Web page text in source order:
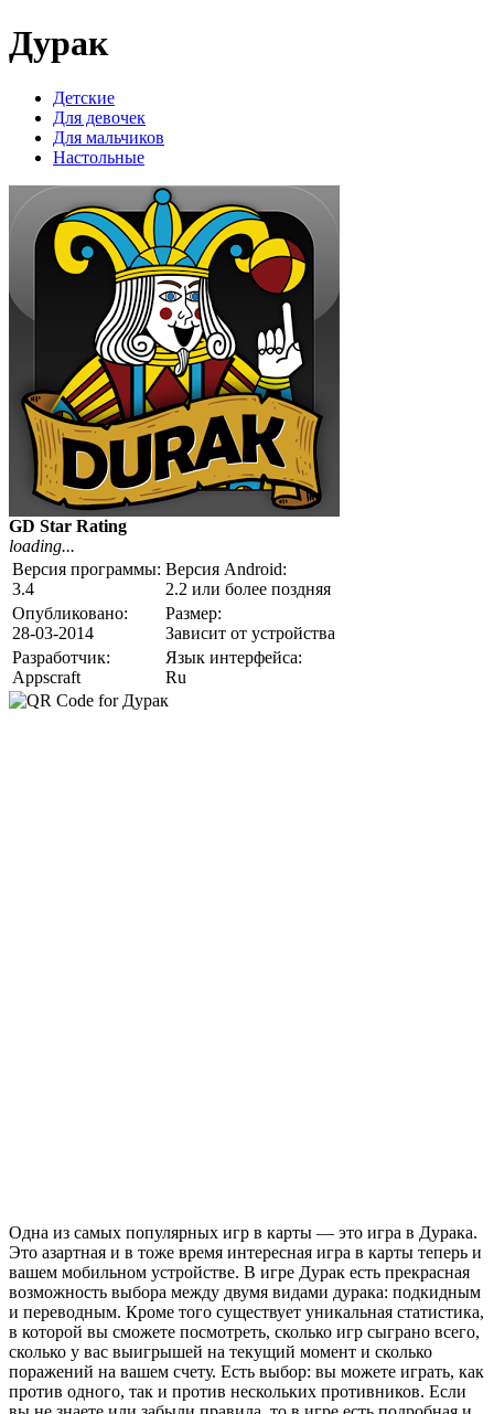
Дурак
Детские
Для девочек
Для мальчиков
Настольные
GD Star Rating
loading...
Версия программы:
3.4
Версия Android:
2.2 или более поздняя
Опубликовано:
28-03-2014
Размер:
Зависит от устройства
Разработчик:
Appscraft
Язык интерфейса:
Ru
Одна из самых популярных игр в карты — это игра в Дурака.
Это азартная и в тоже время интересная игра в карты теперь и
вашем мобильном устройстве. В игре Дурак есть прекрасная
возможность выбора между двумя видами дурака: подкидным
и переводным. Кроме того существует уникальная статистика,
в которой вы сможете посмотреть, сколько игр сыграно всего,
сколько у вас выигрышей на текущий момент и сколько
поражений на вашем счету. Есть выбор: вы можете играть, как
против одного, так и против нескольких противников. Если